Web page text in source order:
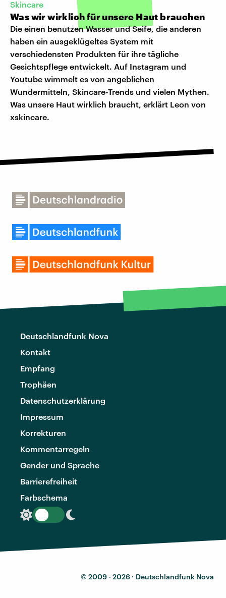
Skincare
Was wir wirklich für unsere Haut brauchen
Die einen benutzen Wasser und Seife, die anderen
haben ein ausgeklügeltes System mit
verschiedensten Produkten für ihre tägliche
Gesichtspflege entwickelt. Auf Instagram und
Youtube wimmelt es von angeblichen
Wundermitteln, Skincare-Trends und vielen Mythen.
Was unsere Haut wirklich braucht, erklärt Leon von
xskincare.
Deutschlandfunk Nova
Kontakt
Empfang
Trophäen
Datenschutzerklärung
Impressum
Korrekturen
Kommentarregeln
Gender und Sprache
Barrierefreiheit
Farbschema
© 2009 - 2026 · Deutschlandfunk Nova